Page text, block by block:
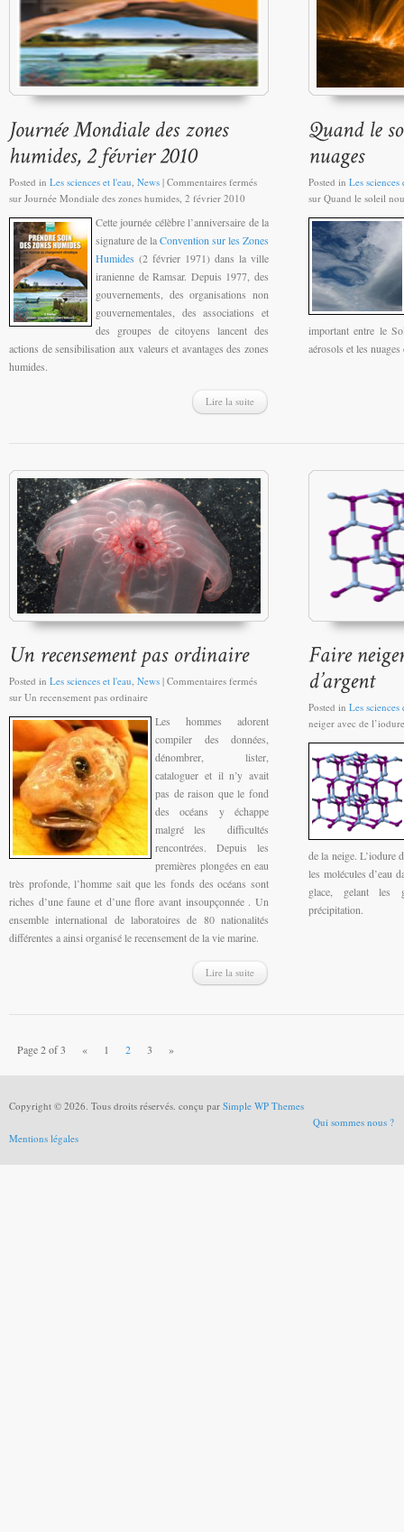
Posted in Les sciences et l'eau News | Commentaires fermés
sur Journée Mondiale des zones humides, 2 février 2010
Cette journée célèbre l’anniversaire de la
signature de laConvention sur les Zones
Humides (2 février 1971) dans la ville
iranienne de Ramsar. Depuis 1977, des
gouvernements, des organisations non
gouvernementales, des associations et
des groupes de citoyens lancent des
actions de sensibilisation aux valeurs et avantages des zones
humides.
Lire la suite
Posted in Les sciences
sur Quand le soleil
important entre le
aérosols et les
Posted in Les sciences et l'eau, News | Commentaires fermés
sur Un recensement pas ordinaire
Les hommes adorent
compiler des données,
dénombrer, lister,
cataloguer et il n’y avait
pas de raison que le fond
des océans y échappe
malgré les difficultés
rencontrées. Depuis les
premières plongées en eau
très profonde, l’homme sait que les fonds des océans sont
riches d’une faune et d’une flore avant insoupçonnée . Un
ensemble international de laboratoires de 80 nationalités
différentes a ainsi organisé le recensement de la vie marine.
Lire la suite
Posted in Les sciences
neiger avec de
de la neige. L’iodure
les molécules d’eau
glace, gelant les
précipitation.
Page 2 of 3 « 1 2 3 »
Copyright © 2026. Tous droits réservés. conçu par Simple WP Themes
Qui sommes nous ?
Mentions légales